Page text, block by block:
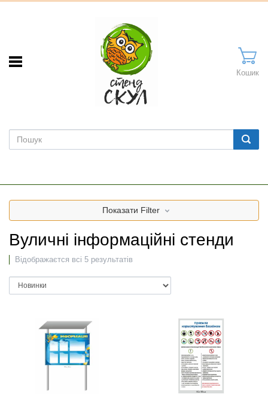
Кошик
Показати Filter
Вуличні інформаційні стенди
Відображаєтся всі 5 результатів